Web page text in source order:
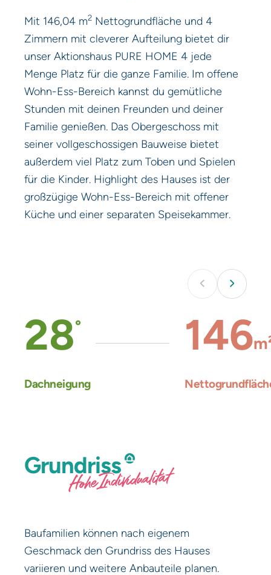
Mit 146,04 m2 Nettogrundfläche und 4
Zimmern mit cleverer Aufteilung bietet dir
unser Aktionshaus PURE HOME 4 jede
Menge Platz für die ganze Familie. Im offene
Wohn-Ess-Bereich kannst du gemütliche
Stunden mit deinen Freunden und deiner
Familie genießen. Das Obergeschoss mit
seiner vollgeschossigen Bauweise bietet
außerdem viel Platz zum Toben und Spielen
für die Kinder. Highlight des Hauses ist der
großzügige Wohn-Ess-Bereich mit offener
Küche und einer separaten Speisekammer.
28°
Dachneigung
146
Grundriss
Hohe Individualität
Baufamilien können nach eigenem
Geschmack den Grundriss des Hauses
variieren und weitere Anbauteile planen.